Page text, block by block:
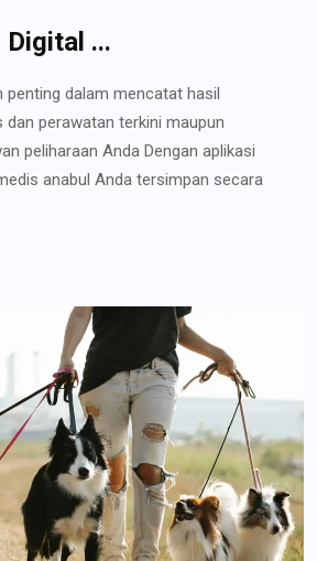
...
penting dalam mencatat hasil
perawatan terkini maupun
peliharaan Anda Dengan aplikasi
anabul Anda tersimpan secara